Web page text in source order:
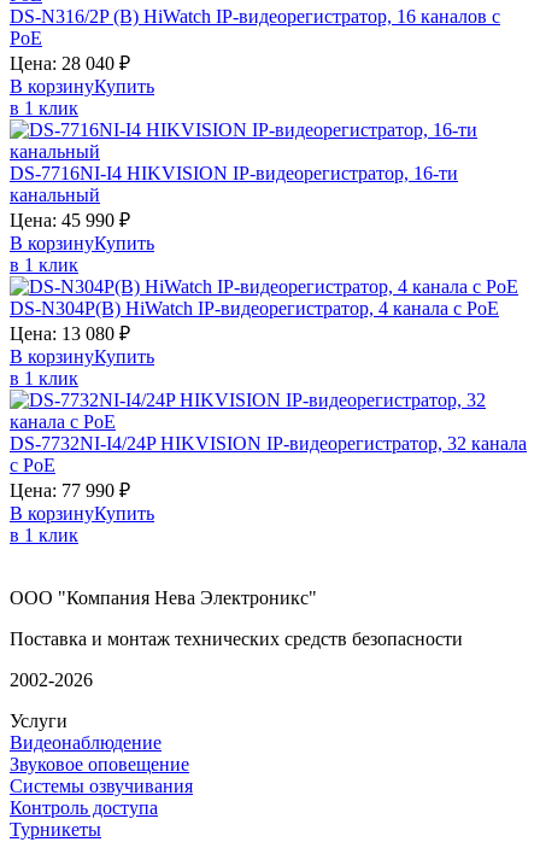
DS-N316/2P (B) HiWatch IP-видеорегистратор, 16 каналов c
PoE
Цена: 28 040 ₽
В корзинуКупить
в 1 клик
DS-7716NI-I4 HIKVISION IP-видеорегистратор, 16-ти
канальный
Цена: 45 990 ₽
В корзинуКупить
в 1 клик
DS-N304P(B) HiWatch IP-видеорегистратор, 4 канала с PoE
Цена: 13 080 ₽
В корзинуКупить
в 1 клик
DS-7732NI-I4/24PHIKVISION IP-видеорегистратор, 32 канала
с PoE
Цена: 77 990 ₽
В корзинуКупить
в 1 клик
ООО "Компания Нева Электроникс"
Поставка и монтаж технических средств безопасности
2002-2026
Услуги
Видеонаблюдение
Звуковое оповещение
Системы озвучивания
Контроль доступа
Турникеты